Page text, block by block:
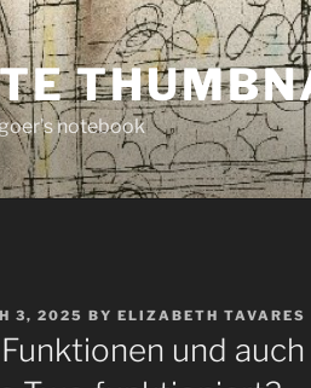
notebook
3, 2025 BY ELIZABETH TAVARES
und